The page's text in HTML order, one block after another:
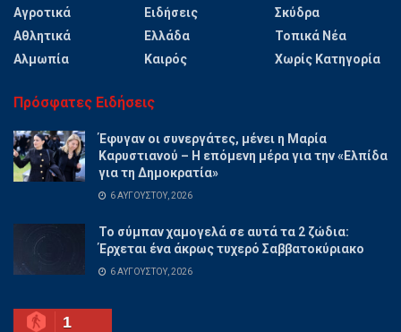
Αγροτικά
Αθλητικά
Αλμωπία
Ειδήσεις
Ελλάδα
Καιρός
Σκύδρα
Τοπικά Νέα
Χωρίς Κατηγορία
Πρόσφατες Ειδήσεις
Έφυγαν οι συνεργάτες, μένει η Μαρία
Καρυστιανού – Η επόμενη μέρα για την «Ελπίδα
για τη Δημοκρατία»
6 ΑΥΓΟΎΣΤΟΥ, 2026
Το σύμπαν χαμογελά σε αυτά τα 2 ζώδια:
Έρχεται ένα άκρως τυχερό Σαββατοκύριακο
6 ΑΥΓΟΎΣΤΟΥ, 2026
1